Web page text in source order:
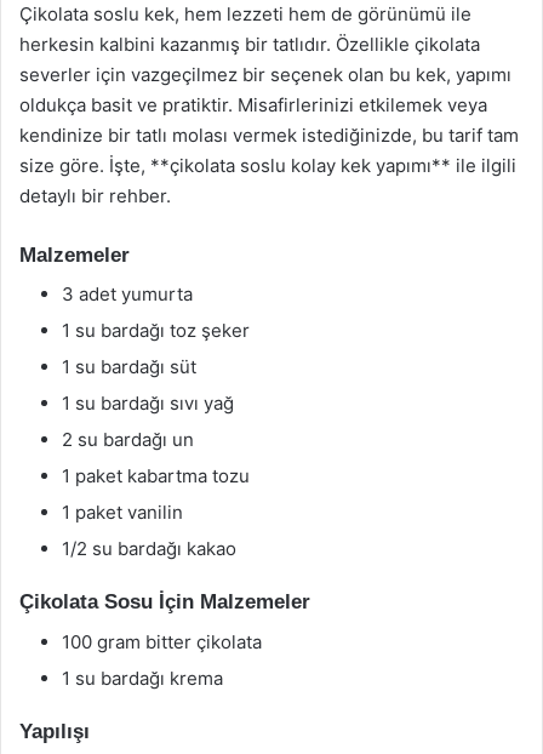
Çikolata soslu kek, hem lezzeti hem de görünümü ile
herkesin kalbini kazanmış bir tatlıdır. Özellikle çikolata
severler için vazgeçilmez bir seçenek olan bu kek, yapımı
oldukça basit ve pratiktir. Misafirlerinizi etkilemek veya
kendinize bir tatlı molası vermek istediğinizde, bu tarif tam
size göre. İşte, **çikolata soslu kolay kek yapımı** ile ilgili
detaylı bir rehber.
Malzemeler
3 adet yumurta
1 su bardağı toz şeker
1 su bardağı süt
1 su bardağı sıvı yağ
2 su bardağı un
1 paket kabartma tozu
1 paket vanilin
1/2 su bardağı kakao
Çikolata Sosu İçin Malzemeler
100 gram bitter çikolata
1 su bardağı krema
Yapılışı